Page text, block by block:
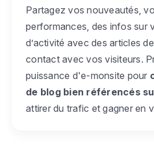
Partagez vos nouveautés,
performances, des infos sur
d’activité avec des articles
contact avec vos visiteurs.
puissance d'e-monsite pour
de blog bien référencés
attirer du trafic et gagner en